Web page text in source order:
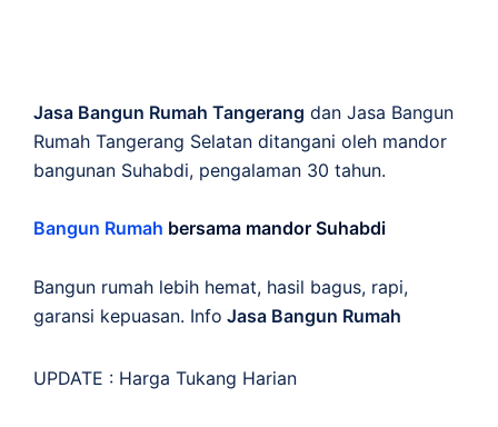
Jasa Bangun Rumah Tangerang dan Jasa Bangun
Rumah Tangerang Selatan ditangani oleh mandor
bangunan Suhabdi, pengalaman 30 tahun.
Bangun Rumah bersama mandor Suhabdi
Bangun rumah lebih hemat, hasil bagus, rapi,
garansi kepuasan. Info Jasa Bangun Rumah
UPDATE : Harga Tukang Harian